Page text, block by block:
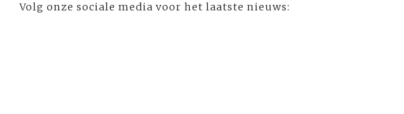
Volg onze sociale media voor het laatste nieuws: